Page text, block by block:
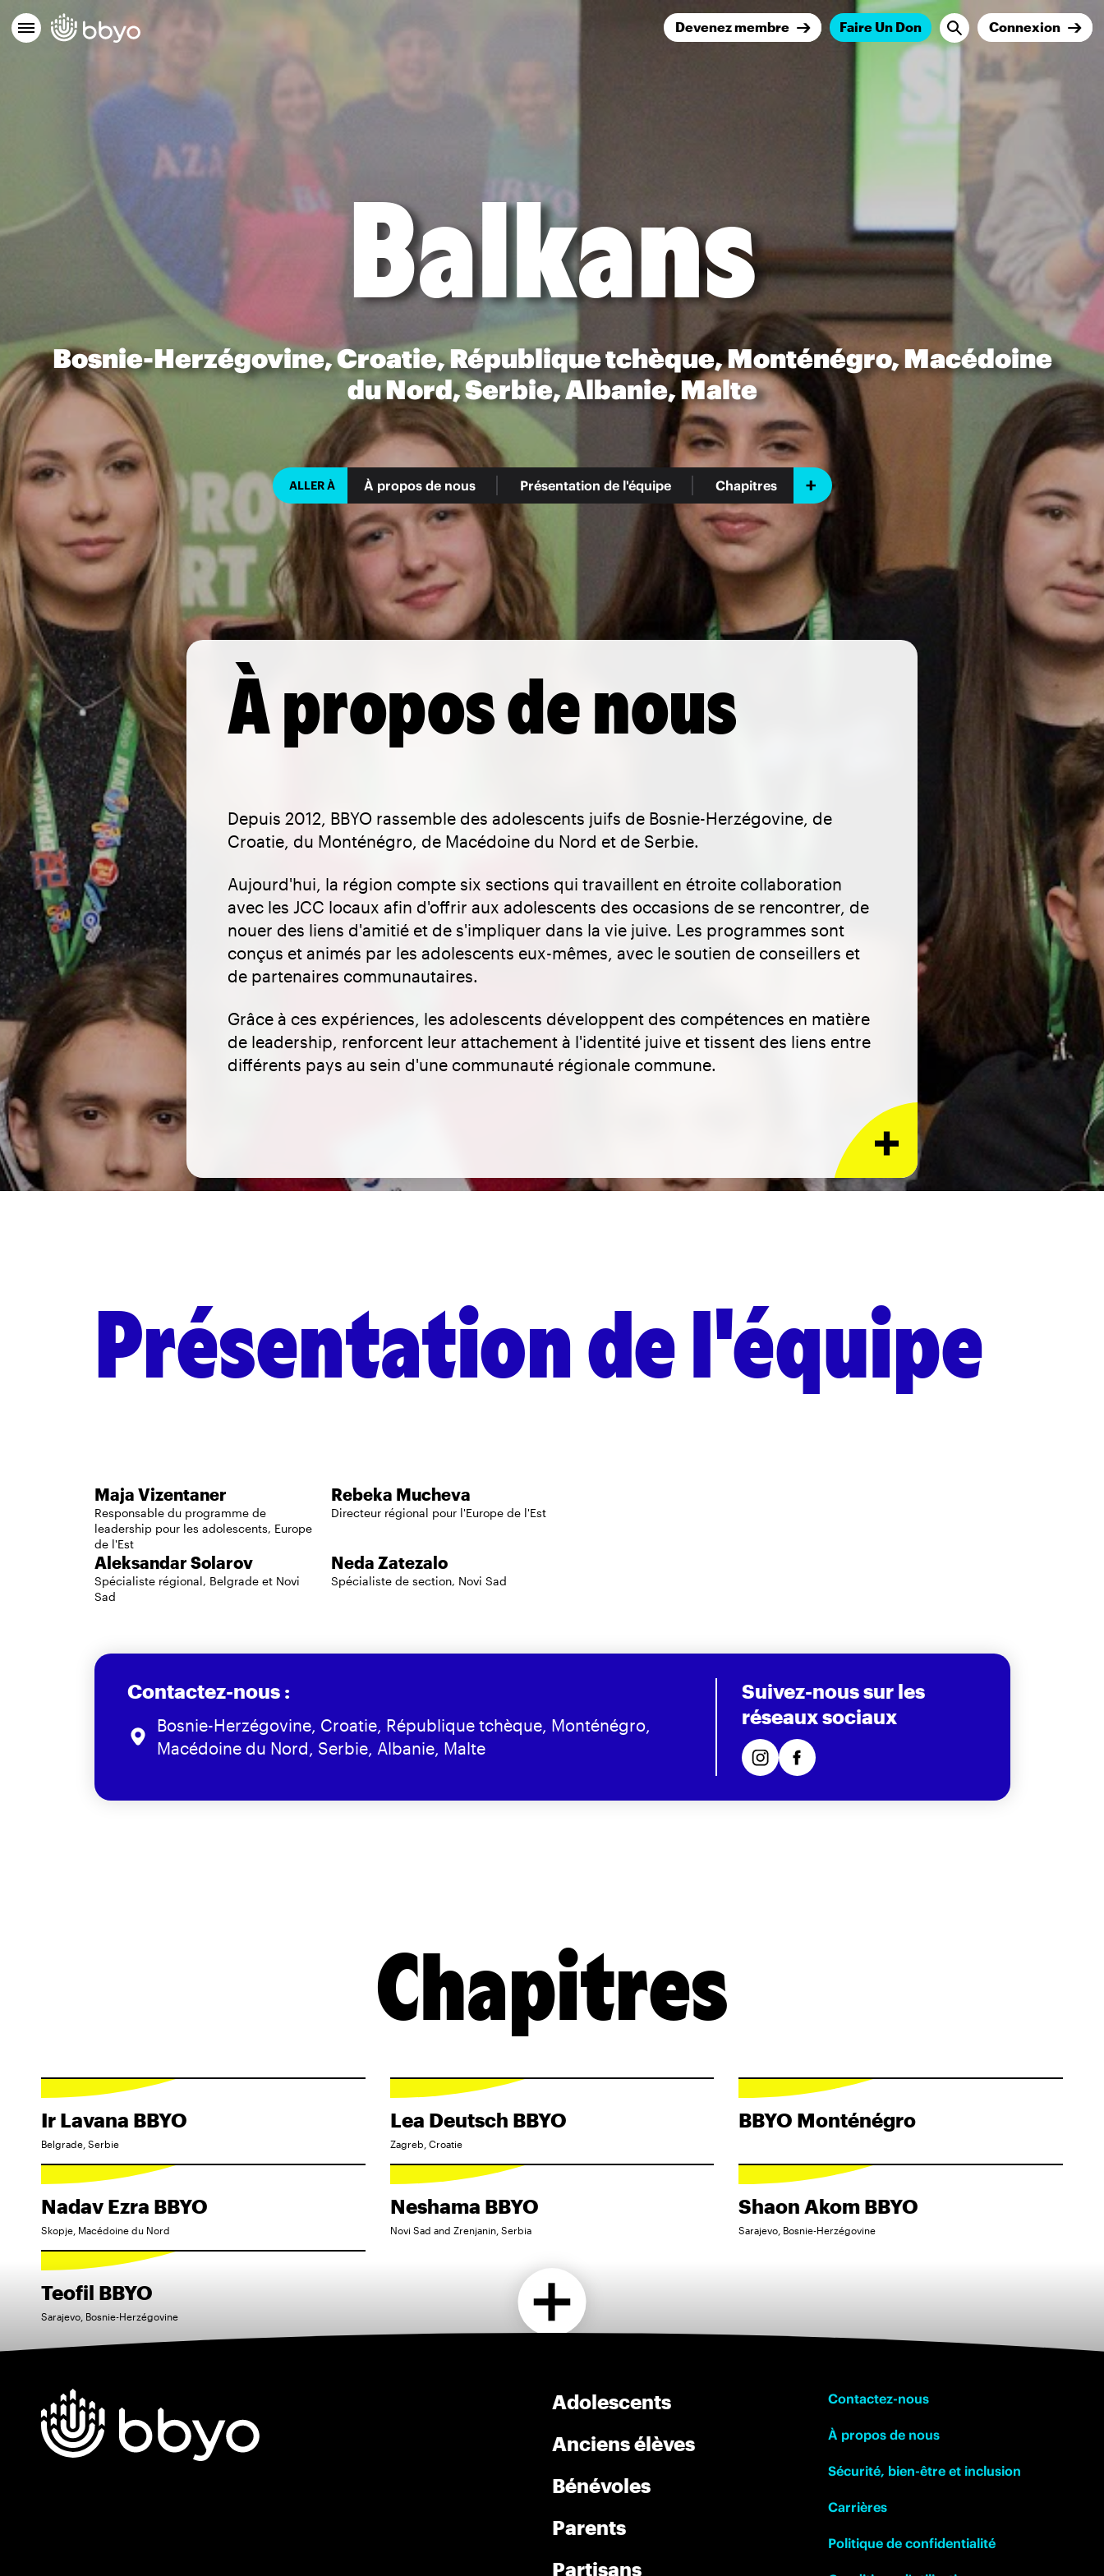
Devenez membre Faire Un Don Connexion
Balkans
Bosnie-Herzégovine, Croatie, République tchèque, Monténégro, Macédoine
du Nord, Serbie, Albanie, Malte
ALLER À À propos de nous Présentation de l'équipe Chapitres
À propos de nous
Depuis 2012, BBYO rassemble des adolescents juifs de Bosnie-Herzégovine, de
Croatie, du Monténégro, de Macédoine du Nord et de Serbie.
Aujourd'hui, la région compte six sections qui travaillent en étroite collaboration
avec les JCC locaux afin d'offrir aux adolescents des occasions de se rencontrer, de
nouer des liens d'amitié et de s'impliquer dans la vie juive. Les programmes sont
conçus et animés par les adolescents eux-mêmes, avec le soutien de conseillers et
de partenaires communautaires.
Grâce à ces expériences, les adolescents développent des compétences en matière
de leadership, renforcent leur attachement à l'identité juive et tissent des liens entre
différents pays au sein d'une communauté régionale commune.
Présentation de l'équipe
Maja Vizentaner
Responsable du programme de
leadership pour les adolescents, Europe
de l'Est
Rebeka Mucheva
Directeur régional pour l'Europe de l'Est
Aleksandar Solarov
Spécialiste régional, Belgrade et Novi
Sad
Neda Zatezalo
Spécialiste de section, Novi Sad
Contactez-nous :
Bosnie-Herzégovine, Croatie, République tchèque, Monténégro,
Macédoine du Nord, Serbie, Albanie, Malte
Suivez-nous sur les
réseaux sociaux
Chapitres
Ir Lavana BBYO
Belgrade, Serbie
Lea Deutsch BBYO
Zagreb, Croatie
BBYO Monténégro
Nadav Ezra BBYO
Skopje, Macédoine du Nord
Neshama BBYO
Novi Sad and Zrenjanin, Serbia
Shaon Akom BBYO
Sarajevo, Bosnie-Herzégovine
Teofil BBYO
Sarajevo, Bosnie-Herzégovine
Adolescents
Anciens élèves
Bénévoles
Parents
Partisans
Contactez-nous
À propos de nous
Sécurité, bien-être et inclusion
Carrières
Politique de confidentialité